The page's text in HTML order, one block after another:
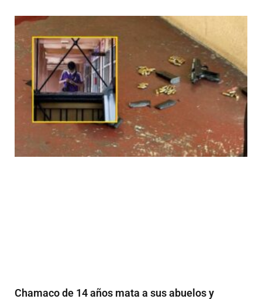
Chamaco de 14 años mata a sus abuelos y